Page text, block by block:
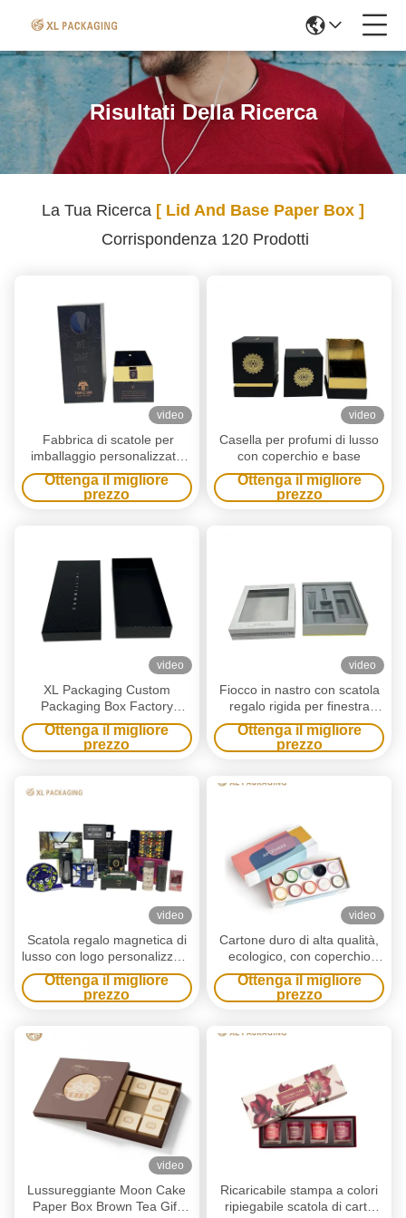
Risultati Della Ricerca
La Tua Ricerca [ Lid And Base Paper Box ]
Corrispondenza 120 Prodotti
video
Fabbrica di scatole per
imballaggio personalizzate
XL Scatola per imballaggio
personalizzata con logo in
lamina d'oro stampato
Ottenga il migliore
prezzo
video
Casella per profumi di lusso
con coperchio e base
Ottenga il migliore
prezzo
video
XL Packaging Custom
Packaging Box Factory
Custom Printed Costom
Packaging Boxes Black
Paper Cartone Imballaggio
lucida Capo e scatola regalo
Ottenga il migliore
prezzo
video
Fiocco in nastro con scatola
regalo rigida per finestra
personalizzata in due pezzi,
inserto in blister floccato
grigio personalizzato per
cura della pelle
Ottenga il migliore
prezzo
video
Scatola regalo magnetica di
lusso con logo personalizzato
e carta d'arte da 350 g per
l'imballaggio del set regalo
premium
Ottenga il migliore
prezzo
video
Cartone duro di alta qualità,
ecologico, con coperchio
stampato e scatola di base,
confezionamento per
profumi, candela di carta con
Ottenga il migliore
prezzo
video
Lussureggiante Moon Cake
Paper Box Brown Tea Gift
Ricaricabile stampa a colori
ripiegabile scatola di carta